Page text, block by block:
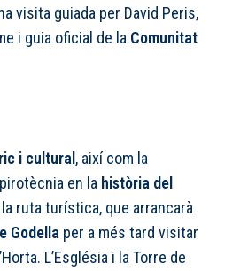
visita guiada per David Peris,
i guia oficial de la Comunitat
i cultural , així com la
en la història del
la ruta turística, que arrancarà
Godella per a més tard visitar
L’Església i la Torre de